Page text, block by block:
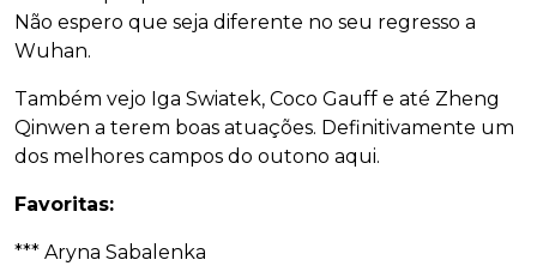
Não espero que seja diferente no seu regresso a
Wuhan.
Também vejo Iga Swiatek, Coco Gauff e até Zheng
Qinwen a terem boas atuações. Definitivamente um
dos melhores campos do outono aqui.
Favoritas:
*** Aryna Sabalenka